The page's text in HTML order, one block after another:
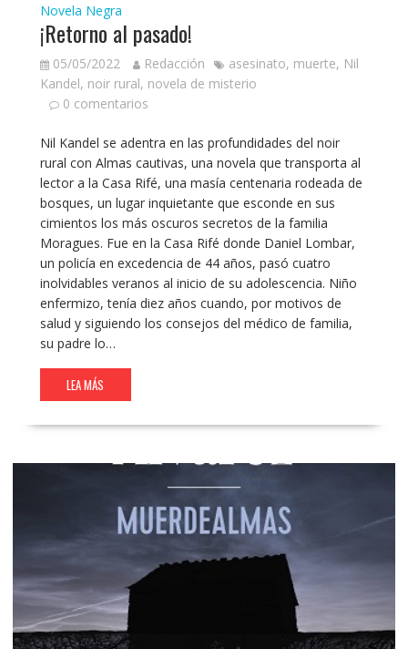
Novela Negra
¡Retorno al pasado!
05/05/2022 Redacción asesinato, muerte, Nil
Kandel, noir rural, novela de misterio
0 comentarios
Nil Kandel se adentra en las profundidades del noir
rural con Almas cautivas, una novela que transporta al
lector a la Casa Rifé, una masía centenaria rodeada de
bosques, un lugar inquietante que esconde en sus
cimientos los más oscuros secretos de la familia
Moragues. Fue en la Casa Rifé donde Daniel Lombar,
un policía en excedencia de 44 años, pasó cuatro
inolvidables veranos al inicio de su adolescencia. Niño
enfermizo, tenía diez años cuando, por motivos de
salud y siguiendo los consejos del médico de familia,
su padre lo…
LEA MÁS